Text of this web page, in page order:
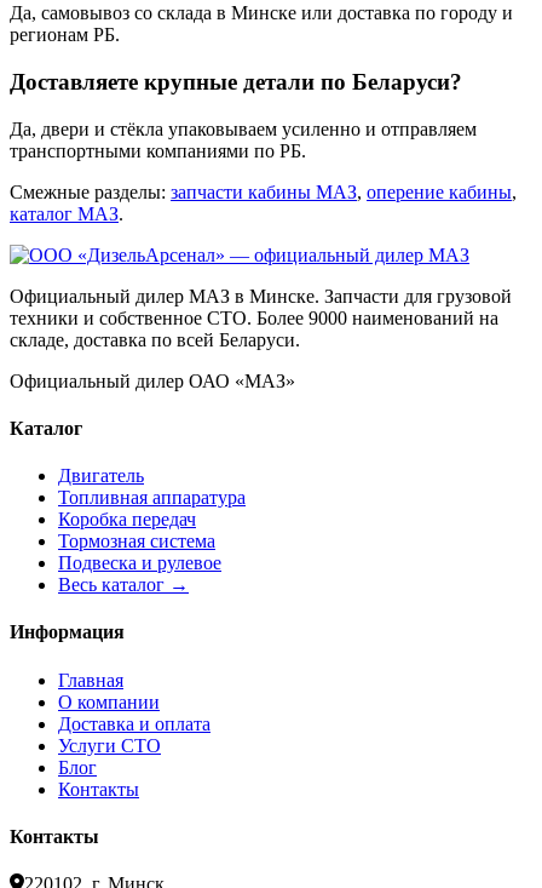
Да, самовывоз со склада в Минске или доставка по городу и
регионам РБ.
Доставляете крупные детали по Беларуси?
Да, двери и стёкла упаковываем усиленно и отправляем
транспортными компаниями по РБ.
Смежные разделы: запчасти кабины МАЗ, оперение кабины,
каталог МАЗ.
Официальный дилер МАЗ в Минске. Запчасти для грузовой
техники и собственное СТО. Более 9000 наименований на
складе, доставка по всей Беларуси.
Официальный дилер ОАО «МАЗ»
Каталог
Двигатель
Топливная аппаратура
Коробка передач
Тормозная система
Подвеска и рулевое
Весь каталог →
Информация
Главная
О компании
Доставка и оплата
Услуги СТО
Блог
Контакты
Контакты